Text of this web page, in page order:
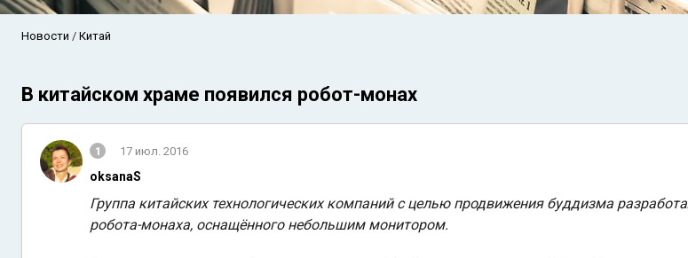
Новости Китай
В китайском храме появился робот-монах
1 17 июл. 2016
oksanaS
Группа китайских технологических компаний с целью продвижения буддизма
робота-монаха, оснащённого небольшим монитором.